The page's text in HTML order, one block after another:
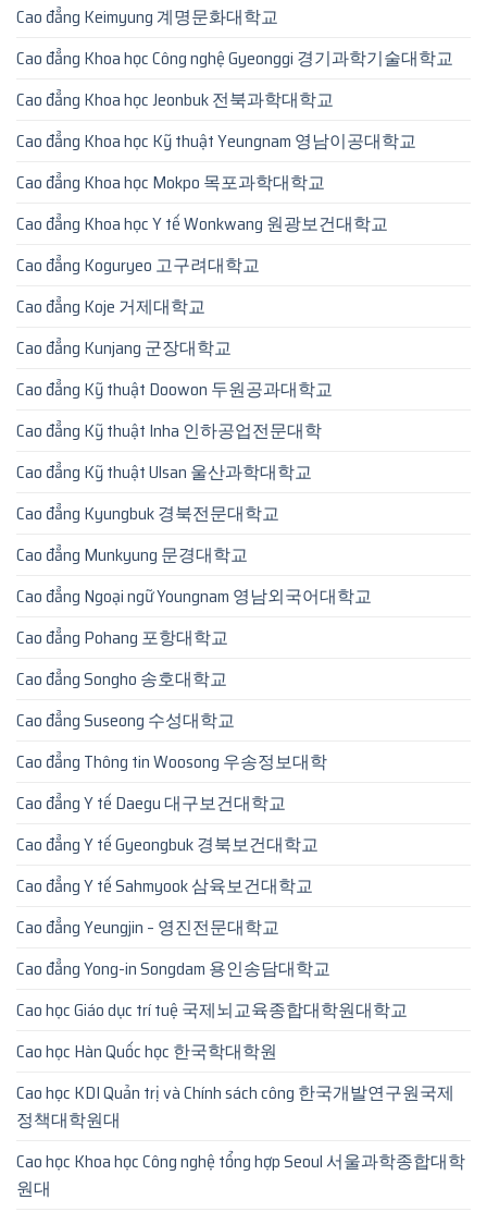
Cao đẳng Keimyung 계명문화대학교
Cao đẳng Khoa học Công nghệ Gyeonggi 경기과학기술대학교
Cao đẳng Khoa học Jeonbuk 전북과학대학교
Cao đẳng Khoa học Kỹ thuật Yeungnam 영남이공대학교
Cao đẳng Khoa học Mokpo 목포과학대학교
Cao đẳng Khoa học Y tế Wonkwang 원광보건대학교
Cao đẳng Koguryeo 고구려대학교
Cao đẳng Koje 거제대학교
Cao đẳng Kunjang 군장대학교
Cao đẳng Kỹ thuật Doowon 두원공과대학교
Cao đẳng Kỹ thuật Inha 인하공업전문대학
Cao đẳng Kỹ thuật Ulsan 울산과학대학교
Cao đẳng Kyungbuk 경북전문대학교
Cao đẳng Munkyung 문경대학교
Cao đẳng Ngoại ngữ Youngnam 영남외국어대학교
Cao đẳng Pohang 포항대학교
Cao đẳng Songho 송호대학교
Cao đẳng Suseong 수성대학교
Cao đẳng Thông tin Woosong 우송정보대학
Cao đẳng Y tế Daegu 대구보건대학교
Cao đẳng Y tế Gyeongbuk 경북보건대학교
Cao đẳng Y tế Sahmyook 삼육보건대학교
Cao đẳng Yeungjin – 영진전문대학교
Cao đẳng Yong-in Songdam 용인송담대학교
Cao học Giáo dục trí tuệ 국제뇌교육종합대학원대학교
Cao học Hàn Quốc học 한국학대학원
Cao học KDI Quản trị và Chính sách công 한국개발연구원국제
정책대학원대
Cao học Khoa học Công nghệ tổng hợp Seoul 서울과학종합대학
원대